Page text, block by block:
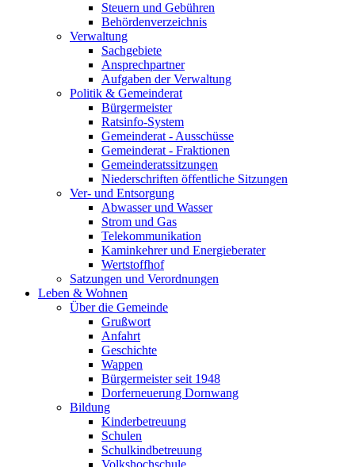
Steuern und Gebühren
Behördenverzeichnis
Verwaltung
Sachgebiete
Ansprechpartner
Aufgaben der Verwaltung
Politik & Gemeinderat
Bürgermeister
Ratsinfo-System
Gemeinderat - Ausschüsse
Gemeinderat - Fraktionen
Gemeinderatssitzungen
Niederschriften öffentliche Sitzungen
Ver- und Entsorgung
Abwasser und Wasser
Strom und Gas
Telekommunikation
Kaminkehrer und Energieberater
Wertstoffhof
Satzungen und Verordnungen
Leben & Wohnen
Über die Gemeinde
Grußwort
Anfahrt
Geschichte
Wappen
Bürgermeister seit 1948
Dorferneuerung Dornwang
Bildung
Kinderbetreuung
Schulen
Schulkindbetreuung
Volkshochschule